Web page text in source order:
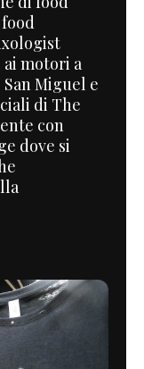
motori a
San Miguel e
di The
con
dove si